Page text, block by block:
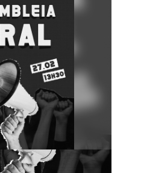
contra a Reforma
de 2025